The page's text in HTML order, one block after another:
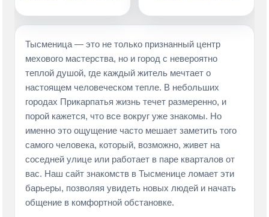
Тысменица — это не только признанный центр
мехового мастерства, но и город с невероятно
теплой душой, где каждый житель мечтает о
настоящем человеческом тепле. В небольших
городах Прикарпатья жизнь течет размеренно, и
порой кажется, что все вокруг уже знакомы. Но
именно это ощущение часто мешает заметить того
самого человека, который, возможно, живет на
соседней улице или работает в паре кварталов от
вас. Наш сайт знакомств в Тысменице ломает эти
барьеры, позволяя увидеть новых людей и начать
общение в комфортной обстановке.